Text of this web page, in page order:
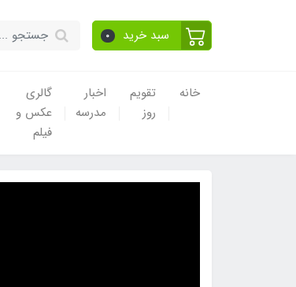
سبد خرید 0
خانه
تقویم
روز
اخبار
مدرسه
گالری
عکس و
فیلم